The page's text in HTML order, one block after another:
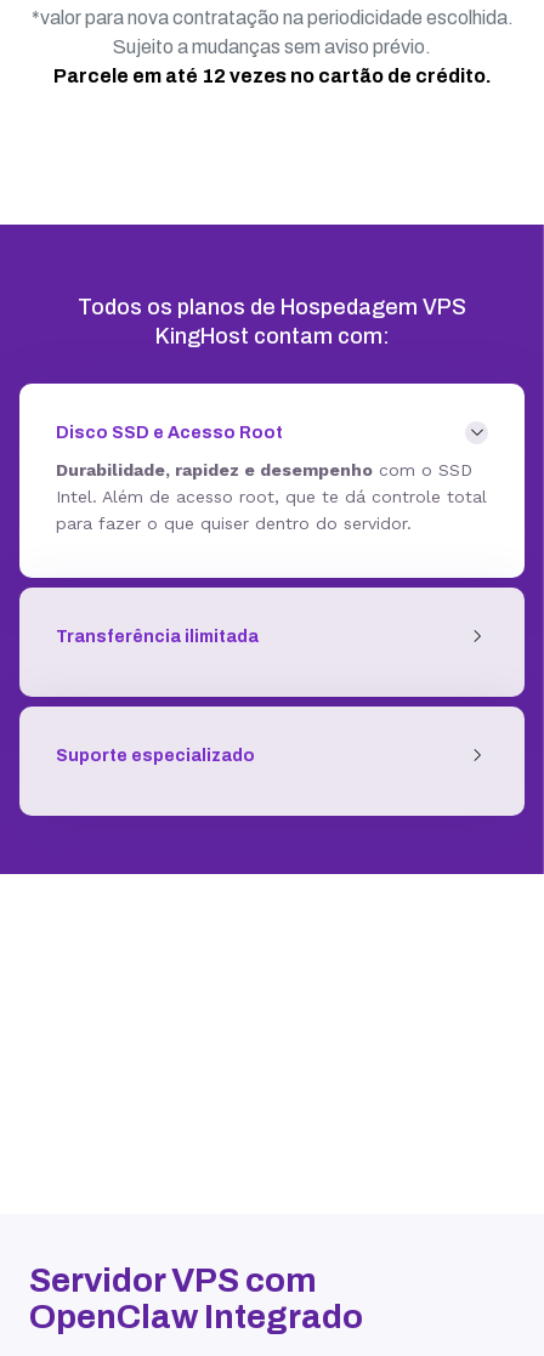
*valor para nova contratação na periodicidade escolhida.
Sujeito a mudanças sem aviso prévio.
Parcele em até 12 vezes no cartão de crédito.
Todos os planos de Hospedagem VPS
KingHost contam com:
Disco SSD e Acesso Root
Durabilidade, rapidez e desempenho com o SSD
Intel. Além de acesso root, que te dá controle total
para fazer o que quiser dentro do servidor.
Transferência ilimitada
Suporte especializado
Servidor VPS com
OpenClaw Integrado